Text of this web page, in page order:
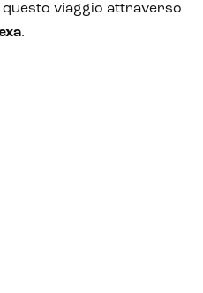
viaggio attraverso
.